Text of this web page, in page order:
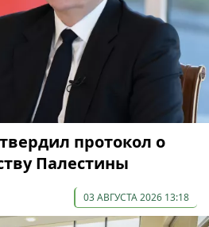
протокол о
Палестины
03 АВГУСТА 2026 13:18